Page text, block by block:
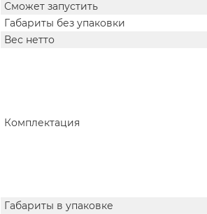
Сможет запустить
Габариты без упаковки
Вес нетто
Комплектация
Габариты в упаковке